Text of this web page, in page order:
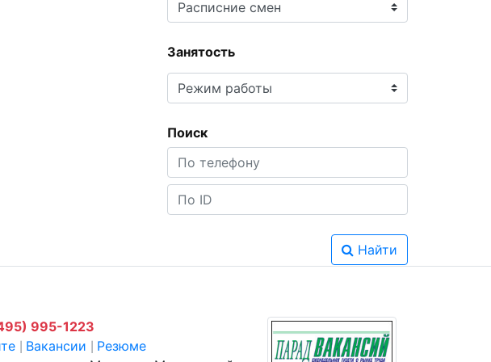
Занятость
Поиск
Найти
995-1223
Вакансии
Резюме